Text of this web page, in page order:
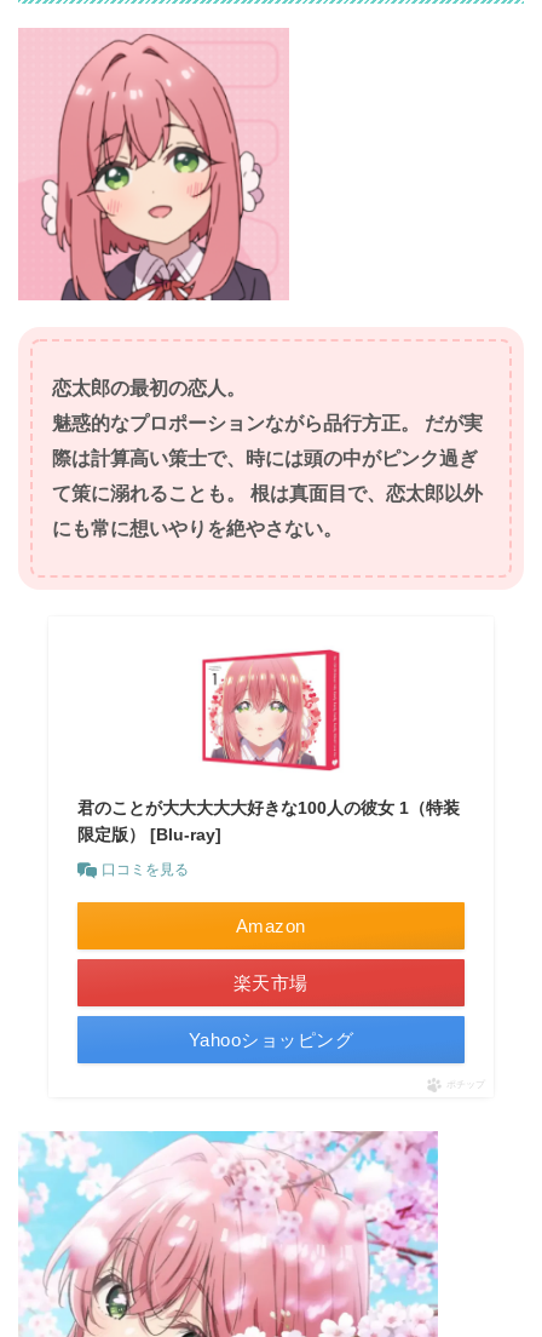
恋太郎の最初の恋人。
魅惑的なプロポーションながら品行方正。 だが実
際は計算高い策士で、時には頭の中がピンク過ぎ
て策に溺れることも。 根は真面目で、恋太郎以外
にも常に想いやりを絶やさない。
君のことが大大大大大好きな100人の彼女 1（特装
限定版） [Blu-ray]
口コミを見る
Amazon
楽天市場
Yahooショッピング
ポチップ